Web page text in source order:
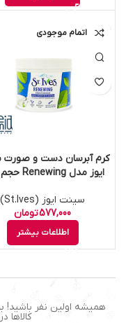
اتمام موجودی
کرم آبرسان دست و
سینت ایوز (St.Ives)
577,000تومان
اطلاعات بیشتر
همیشه اولین نفر باشید!
کالاها